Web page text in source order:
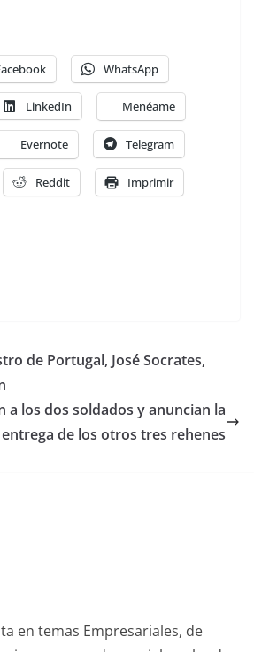
WhatsApp
LinkedIn Menéame
Evernote Telegram
Reddit Imprimir
de Portugal, José Socrates,
a los dos soldados y anuncian la
de los otros tres rehenes
en temas Empresariales, de